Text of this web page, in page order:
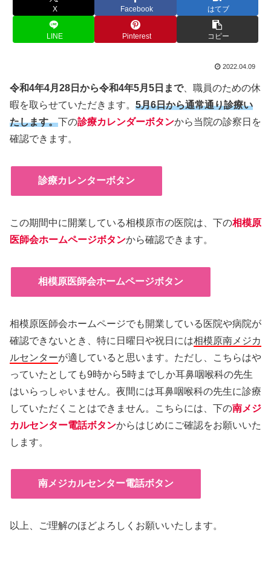
X Facebook はてブ
LINE Pinterest コピー
2022.04.09
令和4年4月28日から令和4年5月5 日まで、職員のための休
暇を取らせていただきます。 5月6日から通常通り診療い
たします。下の診療カレンダーボタンから当院の診察日を
確認できます。
診療カレンターボタン
この期間中に開業している相模原市の医院は、下の相模原
医師会ホームページボタンから確認できます。
相模原医師会ホームページボタン
相模原医師会ホームページでも開業している医院や病院が
確認できないとき、特に日曜日や祝日には相模原南メジカ
ルセンターが適していると思います。ただし、こちらはや
っていたとしても9時から5時までしか耳鼻咽喉科の先生
はいらっしゃいません。夜間には耳鼻咽喉科の先生に診療
していただくことはできません。こちらには、下の南メジ
カルセンター電話ボタンからはじめにご確認をお願いいた
します。
南メジカルセンター電話ボタン
以上、ご理解のほどよろしくお願いいたします。